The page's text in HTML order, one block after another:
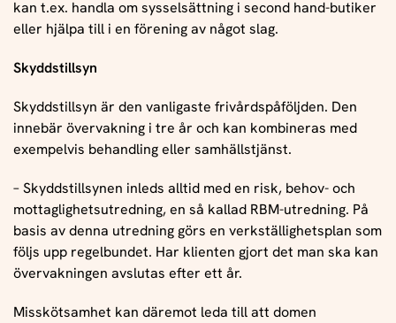
kan t.ex. handla om sysselsättning i second hand-butiker
eller hjälpa till i en förening av något slag.
Skyddstillsyn
Skyddstillsyn är den vanligaste frivårdspåföljden. Den
innebär övervakning i tre år och kan kombineras med
exempelvis behandling eller samhällstjänst.
– Skyddstillsynen inleds alltid med en risk, behov- och
mottaglighetsutredning, en så kallad RBM-utredning. På
basis av denna utredning görs en verkställighetsplan som
följs upp regelbundet. Har klienten gjort det man ska kan
övervakningen avslutas efter ett år.
Misskötsamhet kan däremot leda till att domen